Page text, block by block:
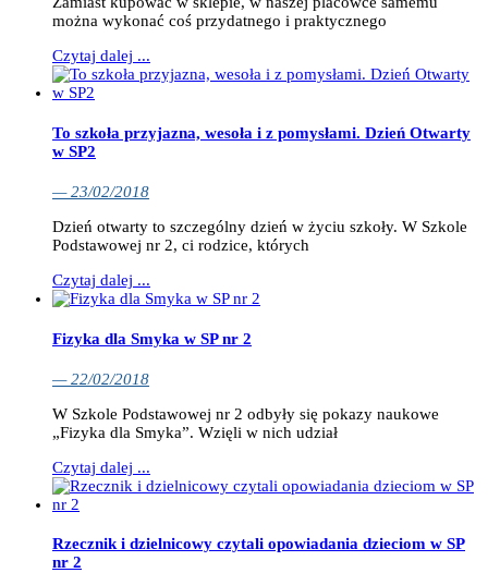
można wykonać coś przydatnego i praktycznego
Czytaj dalej ...
To szkoła przyjazna, wesoła i z pomysłami. Dzień Otwarty
w SP2
— 23/02/2018
Dzień otwarty to szczególny dzień w życiu szkoły. W Szkole
Podstawowej nr 2, ci rodzice, których
Czytaj dalej ...
Fizyka dla Smyka w SP nr 2
— 22/02/2018
W Szkole Podstawowej nr 2 odbyły się pokazy naukowe
„Fizyka dla Smyka”. Wzięli w nich udział
Czytaj dalej ...
Rzecznik i dzielnicowy czytali opowiadania dzieciom w SP
nr 2